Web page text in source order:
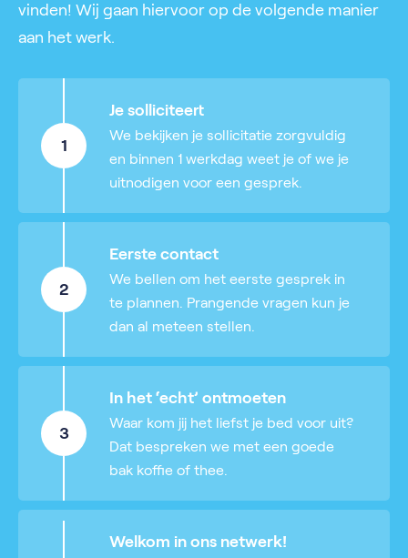
vinden! Wij gaan hiervoor op de volgende manier
aan het werk.
1
Je solliciteert
We bekijken je sollicitatie zorgvuldig
en binnen 1 werkdag weet je of we je
uitnodigen voor een gesprek.
2
Eerste contact
We bellen om het eerste gesprek in
te plannen. Prangende vragen kun je
dan al meteen stellen.
3
In het ‘echt’ ontmoeten
Waar kom jij het liefst je bed voor uit?
Dat bespreken we met een goede
bak koffie of thee.
Welkom in ons netwerk!